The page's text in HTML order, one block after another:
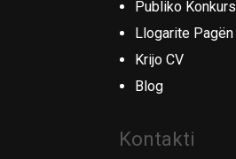
Publiko Konkurs
Llogarite Pagën
Krijo CV
Blog
Kontakti